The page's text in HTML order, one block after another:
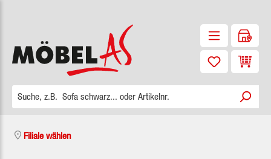
Filiale wählen